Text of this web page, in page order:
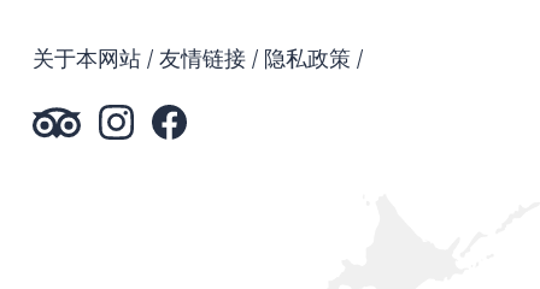
关于本网站 友情链接 隐私政策